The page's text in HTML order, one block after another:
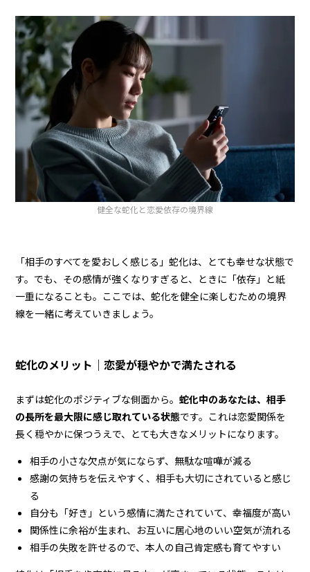
健全な蛇化と恋愛依存の境界線
「相手のすべてを愛おしく感じる」蛇化は、とても幸せな状態で
す。でも、その感情が強くなりすぎると、ときに「依存」と紙
一重になることも。ここでは、蛇化を健全に楽しむための境界
線を一緒に考えていきましょう。
蛇化のメリット｜恋愛が穏やかで満たされる
まずは蛇化のポジティブな側面から。蛇化中のあなたは、相手
の長所を最大限に感じ取れている状態です。これは恋愛関係を
長く穏やかに保つうえで、とても大きなメリットになります。
相手の小さな欠点が気にならず、無駄な喧嘩が減る
感謝の気持ちを伝えやすく、相手も大切にされていると感じ
る
自分も「好き」という感情に満たされていて、幸福度が高い
関係性に余裕が生まれ、お互いに居心地のいい空気が流れる
相手の失敗を許せるので、本人の自己肯定感も育てやすい